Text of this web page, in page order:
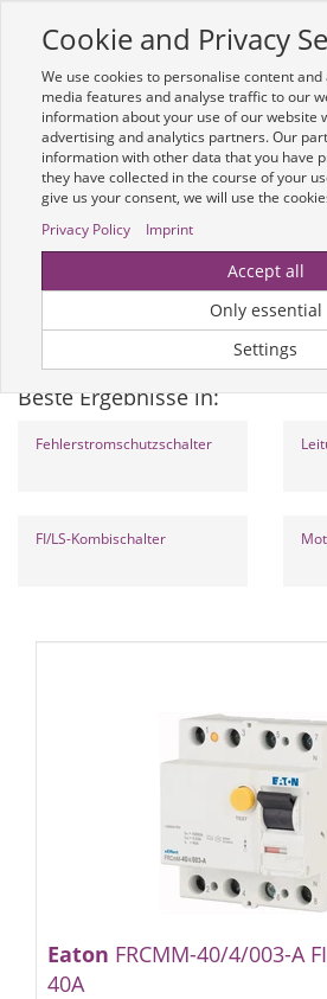
Zur mobilen Kompaktversion
Toggle
navigation
Um weitere Artikelinformationen zu
System an.Zur
Beste Ergebnisse in:
Fehlerstromschutzschalter
FI/LS-Kombischalter
Eaton FRCMM-40/4/003-A
40A
Cookie and Privacy
We use cookies to personalise content
media features and analyse traffic to our
information about your use of our website
advertising and analytics partners. Our
information with other data that you have
they have collected in the course of your
give us your consent, we will use the
Privacy Policy
Imprint
Accept all
Only essential
Settings